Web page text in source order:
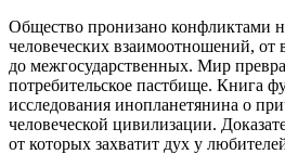
Общество пронизано конфликтами
человеческих взаимоотношений, от
до межгосударственных. Мир
потребительское пастбище. Книга
исследования инопланетянина о
человеческой цивилизации.
от которых захватит дух у